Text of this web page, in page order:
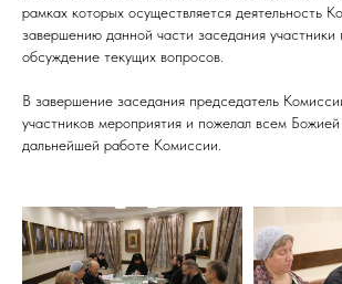
рамках которых осуществляется деятельность
завершению данной части заседания участники
обсуждение текущих вопросов.
В завершение заседания председатель
участников мероприятия и пожелал всем
дальнейшей работе Комиссии.